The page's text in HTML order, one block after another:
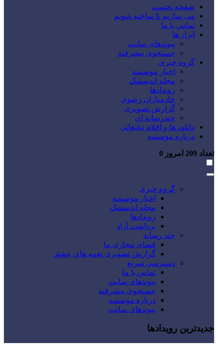
صفحه نخست
می سازیم تا ساخته شویم
تماس با ما
ابزار ها
پیوندهای سایت
جستجوی پیشرفته
گروه خبری
اخبار موسسه
مجله اندیمشک
رویدادها
خادمیاران رضوی
گزارش تصویری
چندرسانه ای
دانلود ها و اقلام تبلیغاتی
درباره موسسه
تعداد امروز 0
گروه خبری
اخبار موسسه
مجله اندیمشک
رویدادها
برداشت آزاد
چند رسانه
فضای مجازی ما
گزارش تصویری نغمه های عشق
دسترسی سریع
تماس با ما
پیوندهای سایت
جستجوی پیشرفته
درباره موسسه
پیوندهای سایت
جدیدترین رویدادها